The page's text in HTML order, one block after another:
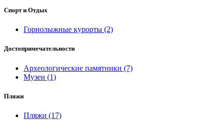
Спорт и Отдых
Горнолыжные курорты (2)
Достопримечательности
Археологические памятники (7)
Музеи (1)
Пляжи
Пляжи (17)